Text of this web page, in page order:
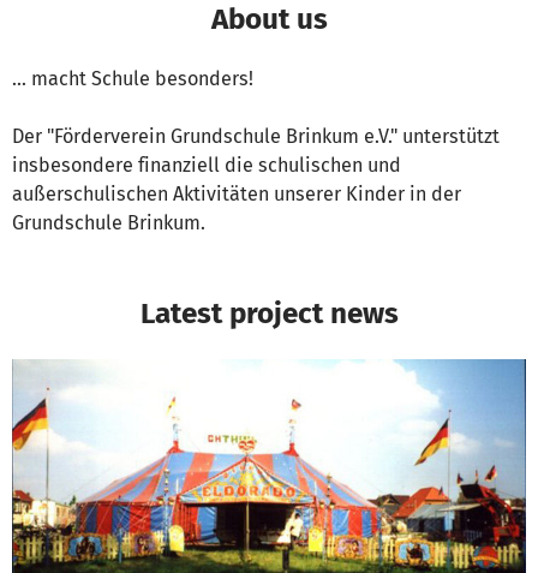
About us
... macht Schule besonders!
Der "Förderverein Grundschule Brinkum e.V." unterstützt
insbesondere finanziell die schulischen und
außerschulischen Aktivitäten unserer Kinder in der
Grundschule Brinkum.
Latest project news